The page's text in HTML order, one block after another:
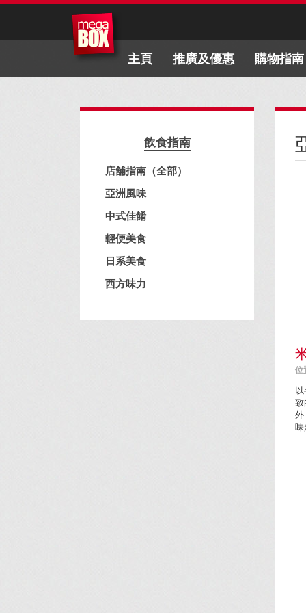
主頁 推廣及優惠 購物指南
飲食指南
店舖指南（全部）
亞洲風味
中式佳餚
輕便美食
日系美食
西方味力
位